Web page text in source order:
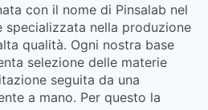
con il nome di Pinsalab nel
specializzata nella produzione
qualità. Ogni nostra base
selezione delle materie
seguita da una
a mano. Per questo la